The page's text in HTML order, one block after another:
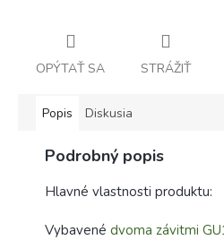
OPÝTAŤ SA STRÁŽIŤ
Popis Diskusia
Podrobný popis
Hlavné vlastnosti produktu:
Vybavené dvoma závitmi